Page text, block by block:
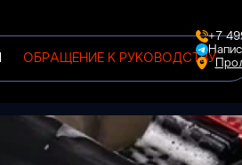
ОБРАЩЕНИЕ К РУКОВОДСТВУ
+7